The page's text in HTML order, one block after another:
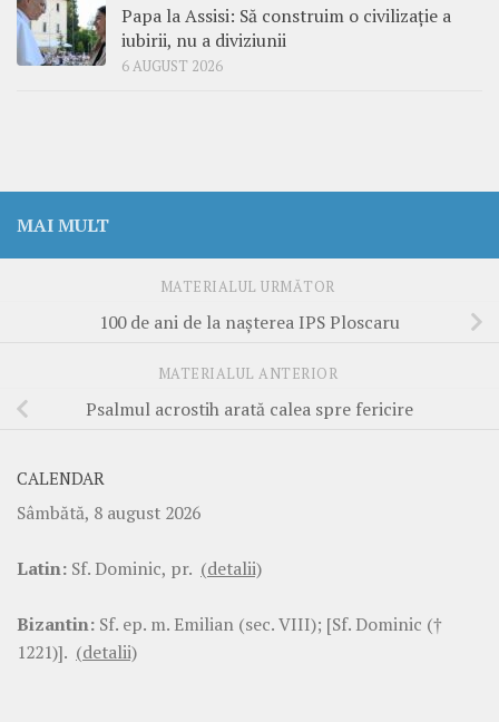
Papa la Assisi: Să construim o civilizație a
iubirii, nu a diviziunii
6 AUGUST 2026
MAI MULT
MATERIALUL URMĂTOR
100 de ani de la naşterea IPS Ploscaru
MATERIALUL ANTERIOR
Psalmul acrostih arată calea spre fericire
CALENDAR
Sâmbătă, 8 august 2026
Latin: Sf. Dominic, pr. (detalii)
Bizantin: Sf. ep. m. Emilian (sec. VIII); [Sf. Dominic (†
1221)]. (detalii)